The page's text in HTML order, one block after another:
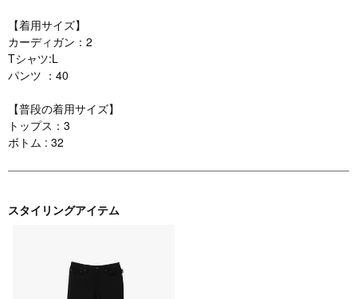
【着用サイズ】
カーディガン：2
Tシャツ:L
パンツ ：40
【普段の着用サイズ】
トップス：3
ボトム : 32
スタイリングアイテム